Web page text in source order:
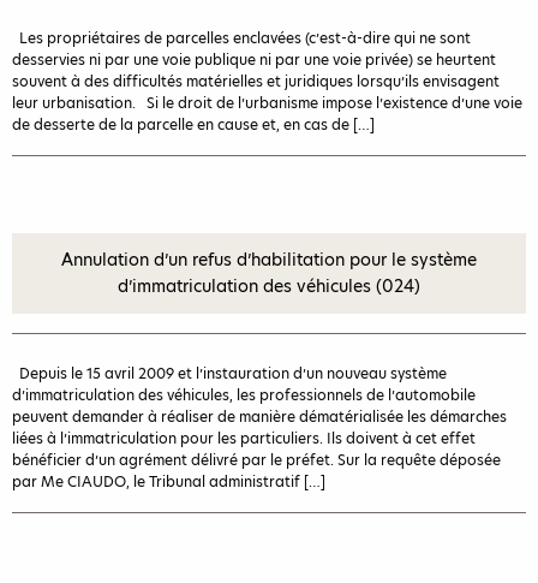
Les propriétaires de parcelles enclavées (c’est-à-dire qui ne sont
desservies ni par une voie publique ni par une voie privée) se heurtent
souvent à des difficultés matérielles et juridiques lorsqu’ils envisagent
leur urbanisation. Si le droit de l’urbanisme impose l’existence d’une voie
de desserte de la parcelle en cause et, en cas de […]
Annulation d’un refus d’habilitation pour le système
d’immatriculation des véhicules (024)
Depuis le 15 avril 2009 et l’instauration d’un nouveau système
d’immatriculation des véhicules, les professionnels de l’automobile
peuvent demander à réaliser de manière dématérialisée les démarches
liées à l’immatriculation pour les particuliers. Ils doivent à cet effet
bénéficier d’un agrément délivré par le préfet. Sur la requête déposée
par Me CIAUDO, le Tribunal administratif […]